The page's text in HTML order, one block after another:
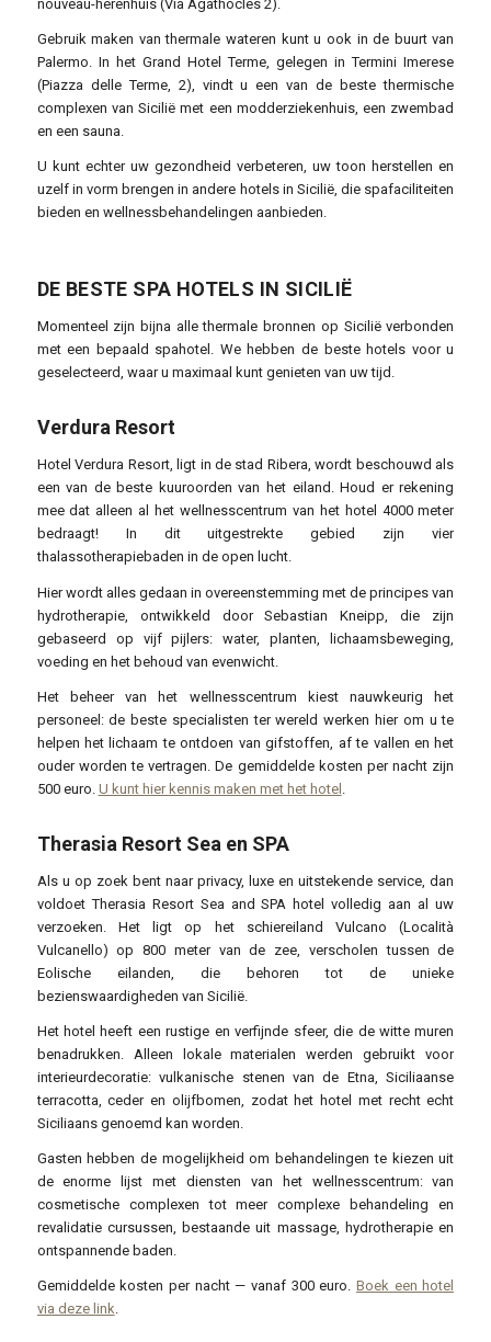
nouveau-herenhuis (Via Agathocles 2).
Gebruik maken van thermale wateren kunt u ook in de buurt van
Palermo. In het Grand Hotel Terme, gelegen in Termini Imerese
(Piazza delle Terme, 2), vindt u een van de beste thermische
complexen van Sicilië met een modderziekenhuis, een zwembad
en een sauna.
U kunt echter uw gezondheid verbeteren, uw toon herstellen en
uzelf in vorm brengen in andere hotels in Sicilië, die spafaciliteiten
bieden en wellnessbehandelingen aanbieden.
DE BESTE SPA HOTELS IN SICILIË
Momenteel zijn bijna alle thermale bronnen op Sicilië verbonden
met een bepaald spahotel. We hebben de beste hotels voor u
geselecteerd, waar u maximaal kunt genieten van uw tijd.
Verdura Resort
Hotel Verdura Resort, ligt in de stad Ribera, wordt beschouwd als
een van de beste kuuroorden van het eiland. Houd er rekening
mee dat alleen al het wellnesscentrum van het hotel 4000 meter
bedraagt! In dit uitgestrekte gebied zijn vier
thalassotherapiebaden in de open lucht.
Hier wordt alles gedaan in overeenstemming met de principes van
hydrotherapie, ontwikkeld door Sebastian Kneipp, die zijn
gebaseerd op vijf pijlers: water, planten, lichaamsbeweging,
voeding en het behoud van evenwicht.
Het beheer van het wellnesscentrum kiest nauwkeurig het
personeel: de beste specialisten ter wereld werken hier om u te
helpen het lichaam te ontdoen van gifstoffen, af te vallen en het
ouder worden te vertragen. De gemiddelde kosten per nacht zijn
500 euro. U kunt hier kennis maken met het hotel
Therasia Resort Sea en SPA
Als u op zoek bent naar privacy, luxe en uitstekende service, dan
voldoet Therasia Resort Sea and SPA hotel volledig aan al uw
verzoeken. Het ligt op het schiereiland Vulcano (Località
Vulcanello) op 800 meter van de zee, verscholen tussen de
Eolische eilanden, die behoren tot de unieke
bezienswaardigheden van Sicilië.
Het hotel heeft een rustige en verfijnde sfeer, die de witte muren
benadrukken. Alleen lokale materialen werden gebruikt voor
interieurdecoratie: vulkanische stenen van de Etna, Siciliaanse
terracotta, ceder en olijfbomen, zodat het hotel met recht echt
Siciliaans genoemd kan worden.
Gasten hebben de mogelijkheid om behandelingen te kiezen uit
de enorme lijst met diensten van het wellnesscentrum: van
cosmetische complexen tot meer complexe behandeling en
revalidatie cursussen, bestaande uit massage, hydrotherapie en
ontspannende baden.
Gemiddelde kosten per nacht — vanaf 300 euro.Boek een hotel
via deze link